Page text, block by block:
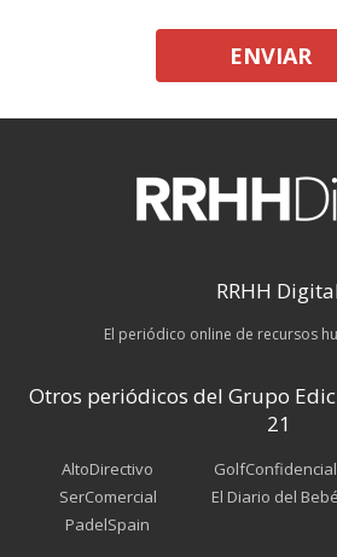
ENVIAR
RRHH
El periódico online de recursos
Otros periódicos del Grupo
21
AltoDirectivo
SerComercial
PadelSpain
GolfConfidencial
El Diario del Bebé